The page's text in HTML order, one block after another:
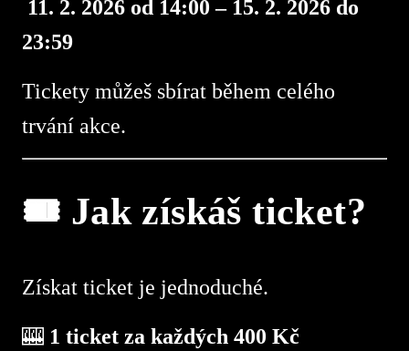
11. 2. 2026 od 14:00 – 15. 2. 2026 do
23:59
Tickety můžeš sbírat během celého
trvání akce.
🎟 Jak získáš ticket?
Získat ticket je jednoduché.
🎰 1 ticket za každých 400 Kč